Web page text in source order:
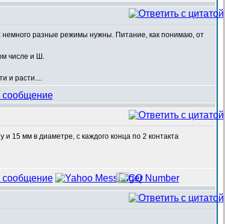
разные режимы нужны. Питание, как понимаю, от
числе и Ш.
и расти....
и 15 мм в диаметре, с каждого конца по 2 контакта